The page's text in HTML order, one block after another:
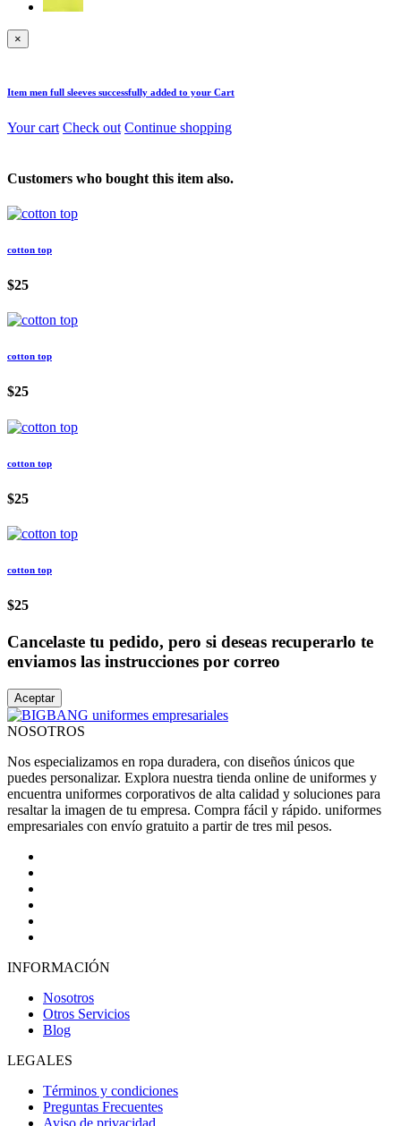
×
Item men full sleeves successfully added to your Cart
Your cart Check out Continue shopping
Customers who bought this item also.
cotton top
$25
cotton top
$25
cotton top
$25
cotton top
$25
Cancelaste tu pedido, pero si deseas recuperarlo te
enviamos las instrucciones por correo
Aceptar
NOSOTROS
Nos especializamos en ropa duradera, con diseños únicos que
puedes personalizar. Explora nuestra tienda online de uniformes y
encuentra uniformes corporativos de alta calidad y soluciones para
resaltar la imagen de tu empresa. Compra fácil y rápido. uniformes
empresariales con envío gratuito a partir de tres mil pesos.
INFORMACIÓN
Nosotros
Otros Servicios
Blog
LEGALES
Términos y condiciones
Preguntas Frecuentes
Aviso de privacidad